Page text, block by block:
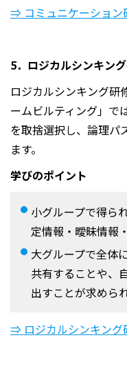
⇒ コミュニケーション
5．ロジカルシンキン
ロジカルシンキング研
ームビルティング」で
を取捨選択し、論理パ
ます。
学びのポイント
小グループで得ら
定情報・曖昧情報
大グループで全体
共有することや、
出すことが求めら
⇒ ロジカルシンキング